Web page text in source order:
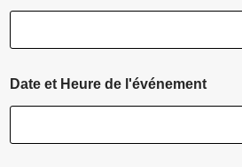
Date et Heure de l'événement